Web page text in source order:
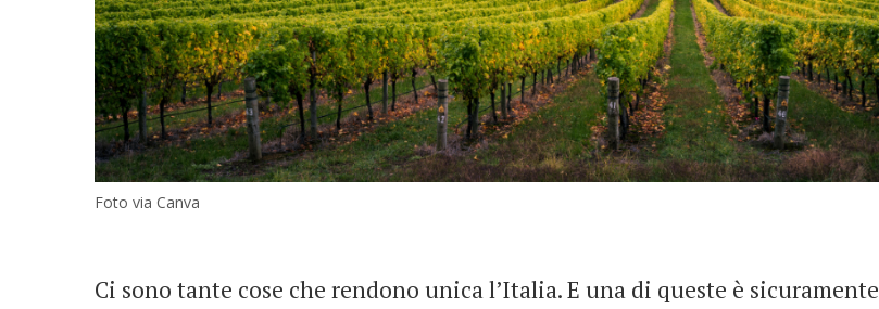
Foto via Canva
Ci sono tante cose che rendono unica l’Italia. E una di queste è sicuramente